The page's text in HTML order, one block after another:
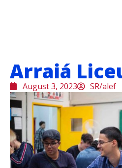
Arraiá
August 3, 2023 SR/alef